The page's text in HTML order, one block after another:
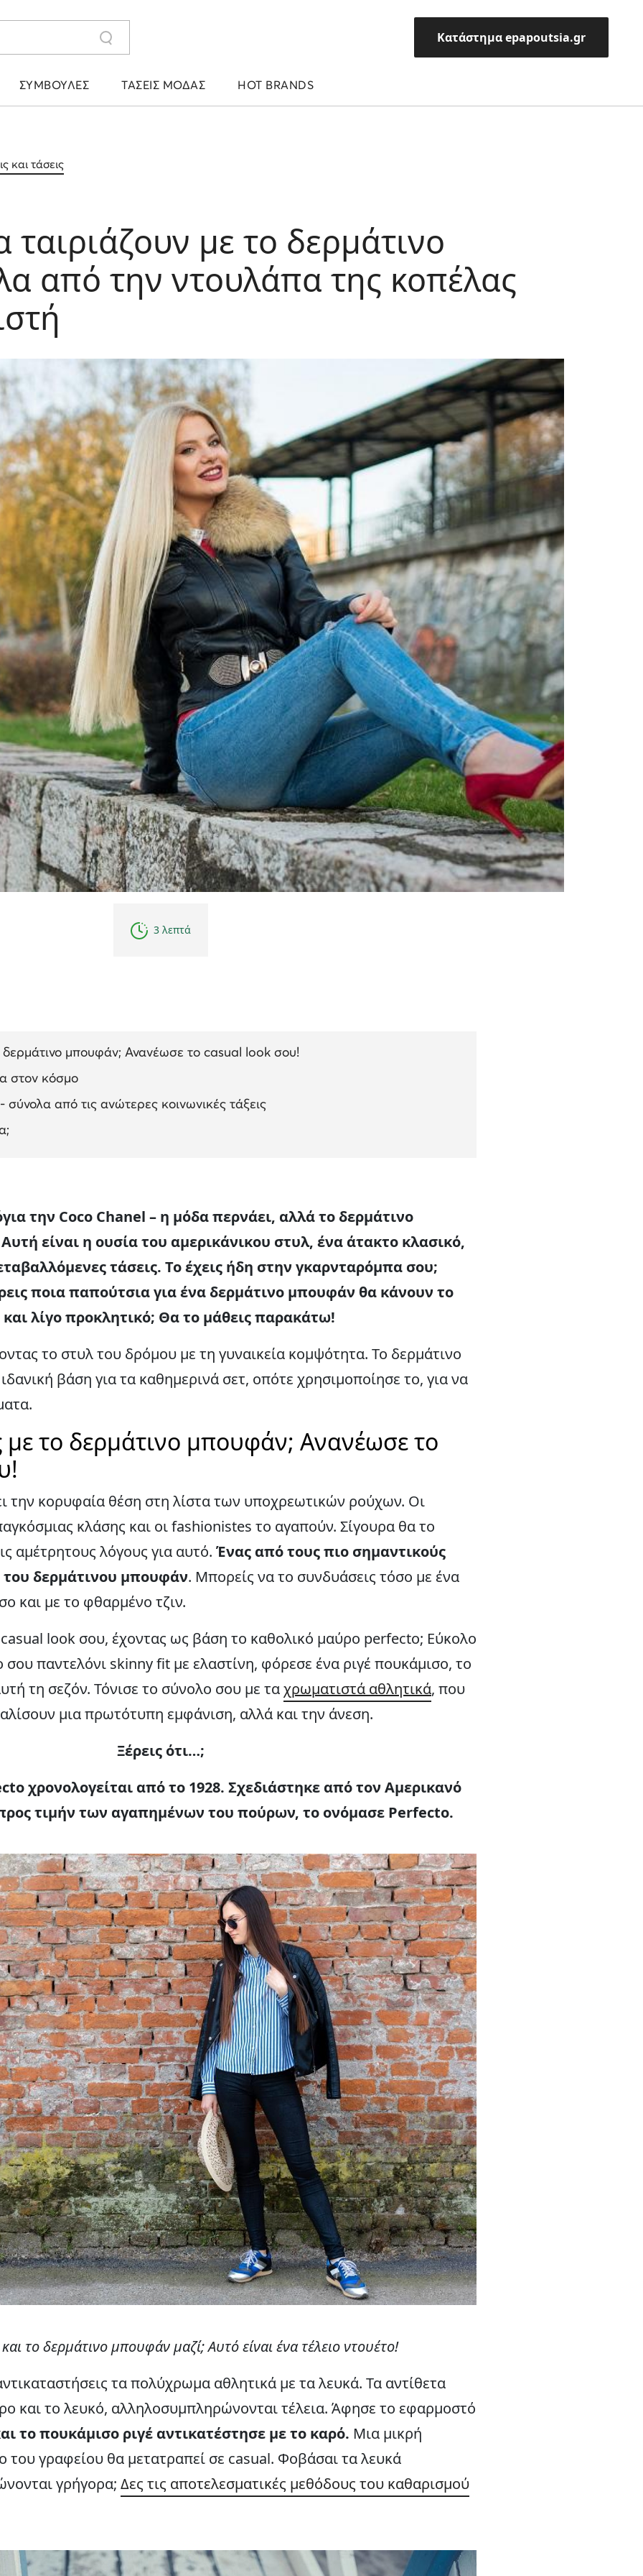
Κατάστημα epapoutsia.gr
ΣΥΜΒΟΥΛΈΣ ΤΆΣΕΙΣ ΜΌΔΑΣ HOT BRANDS
και τάσεις
με το δερμάτινο
από την ντουλάπα της κοπέλας
Γυναίκα Εμπνεύσεις και τάσεις
3 λεπτά
δερμάτινο μπουφάν; Ανανέωσε το casual look σου!
στον κόσμο
από τις ανώτερες κοινωνικές τάξεις
την Coco Chanel – η μόδα περνάει, αλλά το δερμάτινο
είναι η ουσία του αμερικάνικου στυλ, ένα άτακτο κλασικό,
τάσεις. Το έχεις ήδη στην γκαρνταρόμπα σου;
ποια παπούτσια για ένα δερμάτινο μπουφάν θα κάνουν το
λίγο προκλητικό; Θα το μάθεις παρακάτω!
το στυλ του δρόμου με τη γυναικεία κομψότητα. Το δερμάτινο
βάση για τα καθημερινά σετ, οπότε χρησιμοποίησε το, για να
με το δερμάτινο μπουφάν; Ανανέωσε το
την κορυφαία θέση στη λίστα των υποχρεωτικών ρούχων. Οι
κλάσης και οι fashionistes το αγαπούν. Σίγουρα θα το
αμέτρητους λόγους για αυτό. Ένας από τους πιο σημαντικούς
του δερμάτινου μπουφάν. Μπορείς να το συνδυάσεις τόσο με ένα
και με το φθαρμένο τζιν.
look σου, έχοντας ως βάση το καθολικό μαύρο perfecto; Εύκολο
σου παντελόνι skinny fit με ελαστίνη, φόρεσε ένα ριγέ πουκάμισο, το
τη σεζόν. Τόνισε το σύνολο σου με ταχρωματιστά αθλητικά, που
μια πρωτότυπη εμφάνιση, αλλά και την άνεση.
Ξέρεις ότι…;
χρονολογείται από το 1928. Σχεδιάστηκε από τον Αμερικανό
τιμήν των αγαπημένων του πούρων, το ονόμασε Perfecto.
το δερμάτινο μπουφάν μαζί; Αυτό είναι ένα τέλειο ντουέτο!
τα πολύχρωμα αθλητικά με τα λευκά. Τα αντίθετα
και το λευκό, αλληλοσυμπληρώνονται τέλεια. Άφησε το εφαρμοστό
το πουκάμισο ριγέ αντικατέστησε με το καρό. Μια μικρή
του γραφείου θα μετατραπεί σε casual. Φοβάσαι τα λευκά
γρήγορα; Δες τις αποτελεσματικές μεθόδους του καθαρισμού